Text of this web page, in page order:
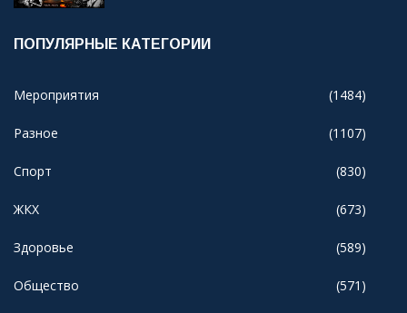
ПОПУЛЯРНЫЕ КАТЕГОРИИ
Мероприятия (1484)
Разное (1107)
Спорт (830)
ЖКХ (673)
Здоровье (589)
Общество (571)